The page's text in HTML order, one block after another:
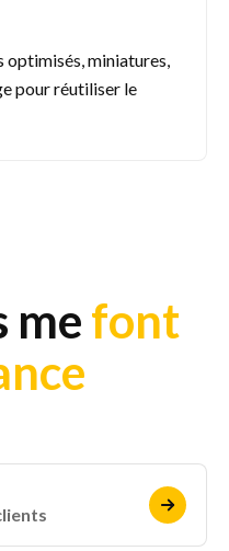
optimisés, miniatures,
pour réutiliser le
mefont